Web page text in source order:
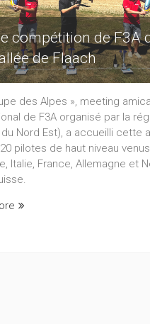
compétition de F3A
de Flaach
des Alpes », meeting
de F3A organisé par la
Nord Est), a accueilli cette
pilotes de haut niveau
Italie, France, Allemagne et